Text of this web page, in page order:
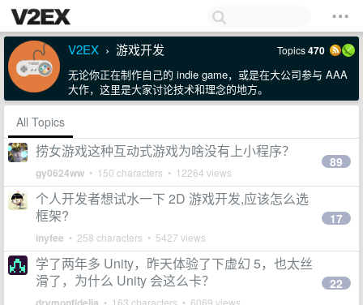
V2EX › 游戏开发 Topics470
无论你正在制作自己的 indie game，或是在大公司参与 AAA
大作，这里是大家讨论技术和理念的地方。
All Topics
捞女游戏这种互动式游戏为啥没有上小程序？
gy0624ww • 150 characters • 12264 views
89
个人开发者想试水一下 2D 游戏开发,应该怎么选
框架?
inyfee • 258 characters • 5427 views
17
学了两年多 Unity，昨天体验了下虚幻 5，也太丝
滑了，为什么 Unity 会这么卡？
• 163 characters • 6069 views
22